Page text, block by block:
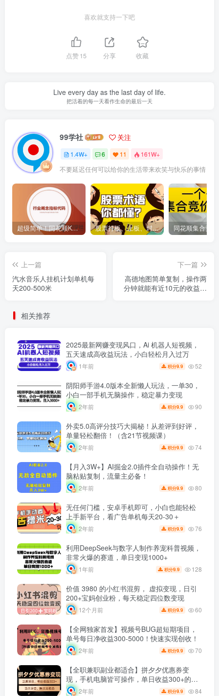
喜欢就支持一下吧
点赞15 分享 收藏
Live every day as the last day of life.
把活着的每一天看作生命的最后一天
99学社 关注
1.4W+ 6 11 161W+
不要延迟任何可以给你的生活带来欢笑与快乐的事情
超级简单！同花顺K线界面显示行业概念指标代码图解 股票打板、上板、封板、翘板、炸板是什么意思？炒股你必须懂的暗语！
上一篇
汽水音乐人挂机计划单机每
天200-500米
下一篇
高德地图简单复制，操作两
分钟就能有近10元的收益，
相关推荐
2025最新网赚变现风口，Ai 机器人短视频，
五天速成高收益玩法，小白轻松月入过万
1年前 积分9.9 52
阴阳师手游4.0版本全新懒人玩法，一单30，
小白一部手机无脑操作，稳定暴力变现
2年前 积分9.9 90
外卖5.0高评分技巧大揭秘！从差评到好评，
单量轻松翻倍！（含21节视频课）
2年前 积分9.9 74
【月入3W+】AI掘金2.0插件全自动操作！无
脑粘贴复制，流量主必备！
2年前 积分9.9 80
无任何门槛，安卓手机即可，小白也能轻松
上手新平台，看广告单机每天20-30＋
2年前 积分9.9 76
利用DeepSeek与数字人制作养宠科普视频，
非常火爆的赛道，单日变现1000+
1年前 积分9.9 128
价值 3980 的小红书混剪， 虚拟变现，日引
200+宝妈创业粉，每天稳定四位数变现
12个月前 积分9.9 60
【全网独家首发】视频号BUG超短期项目，
单号每日净收益300-5000！快速实现创收！
2年前 积分9.9 70
【全职兼职副业都适合】拼夕夕优惠券变
现，手机电脑皆可操作，单日收益300+的正
规项目！
2年前 积分9.9 84